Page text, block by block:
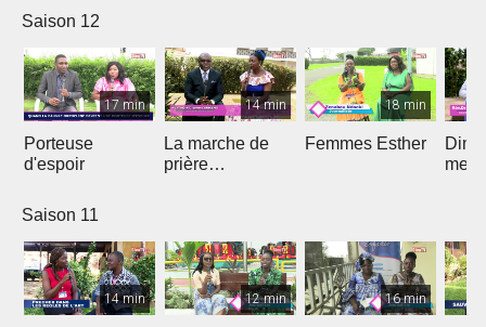
Saison 12
17 min
Porteuse
d'espoir
14 min
La marche de
prière
18 min
Femmes Esther
Saison 11
14 min 12 min 16 min